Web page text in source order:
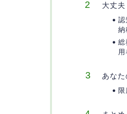
大丈
認
納
総
あな